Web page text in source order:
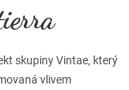
skupiny Vintae, který
vlivem